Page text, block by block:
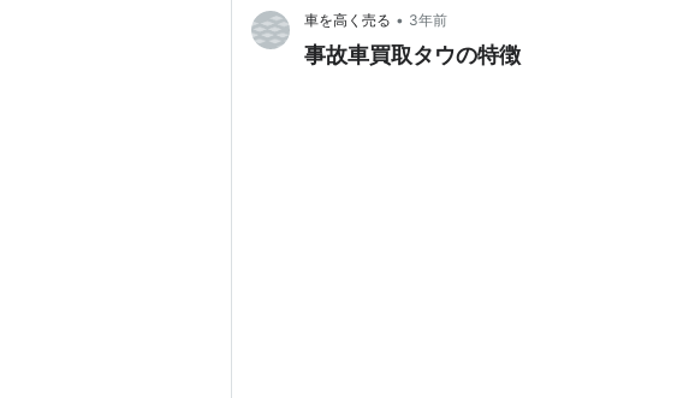
車を高く売る • 3年前
事故車買取タウの特徴